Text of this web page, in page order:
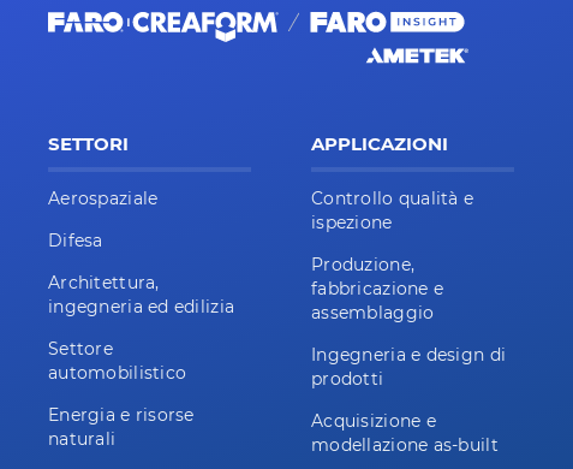
SETTORI
Aerospaziale
Difesa
Architettura,
ingegneria ed edilizia
Settore
automobilistico
Energia e risorse
naturali
APPLICAZIONI
Controllo qualità e
ispezione
Produzione,
fabbricazione e
assemblaggio
Ingegneria e design di
prodotti
Acquisizione e
modellazione as-built